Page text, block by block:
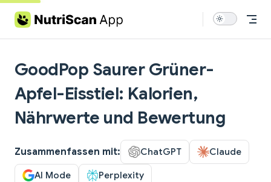
Skip to content
GoodPop Saurer Grüner-
Apfel-Eisstiel: Kalorien,
Nährwerte und Bewertung
Zusammenfassen mit: ChatGPT Claude
AI Mode Perplexity